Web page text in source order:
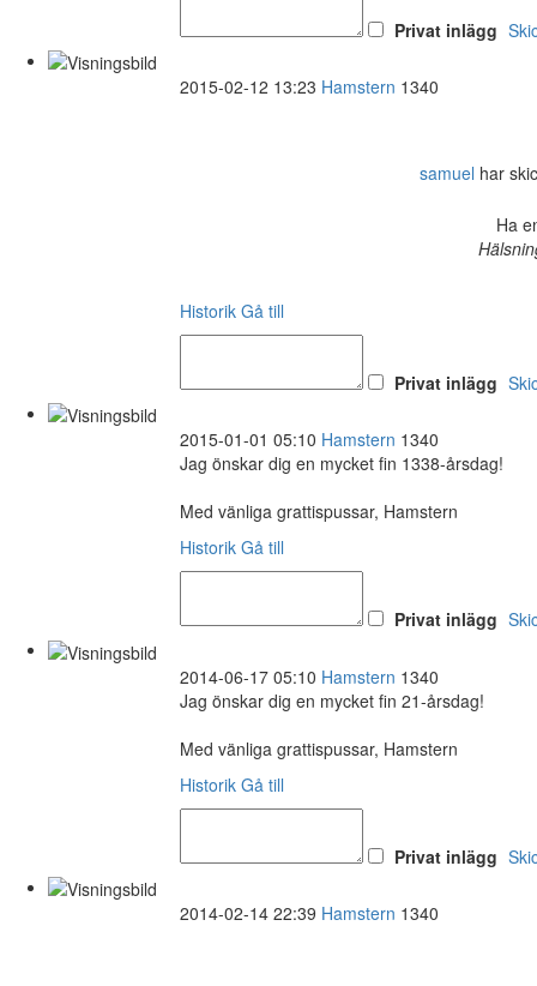
Privat inlägg
2015-02-12 13:23 Hamstern 1340
samuel har
Ha
Historik Gå till
Privat inlägg
2015-01-01 05:10 Hamstern 1340
Jag önskar dig en mycket fin 1338-årsdag!
Med vänliga grattispussar, Hamstern
Historik Gå till
Privat inlägg
2014-06-17 05:10 Hamstern 1340
Jag önskar dig en mycket fin 21-årsdag!
Med vänliga grattispussar, Hamstern
Historik Gå till
Privat inlägg
2014-02-14 22:39 Hamstern 1340